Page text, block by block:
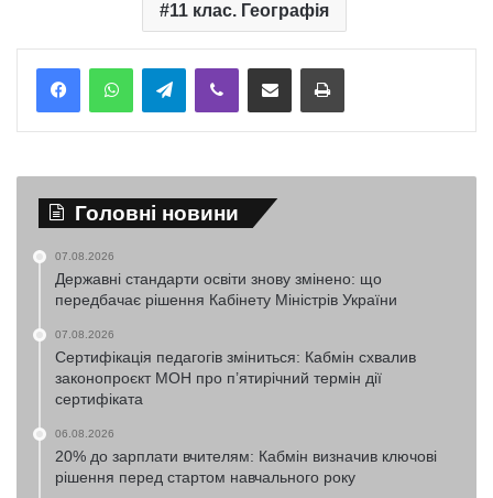
11 клас. Географія
TelegramViber Надіслати електронною поштоюНадрукувати
Головні новини
07.08.2026
Державні стандарти освіти знову змінено: що
передбачає рішення Кабінету Міністрів України
07.08.2026
Сертифікація педагогів зміниться: Кабмін схвалив
законопроєкт МОН про п’ятирічний термін дії
сертифіката
06.08.2026
20% до зарплати вчителям: Кабмін визначив ключові
рішення перед стартом навчального року